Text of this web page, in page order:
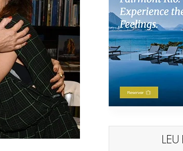
LEU